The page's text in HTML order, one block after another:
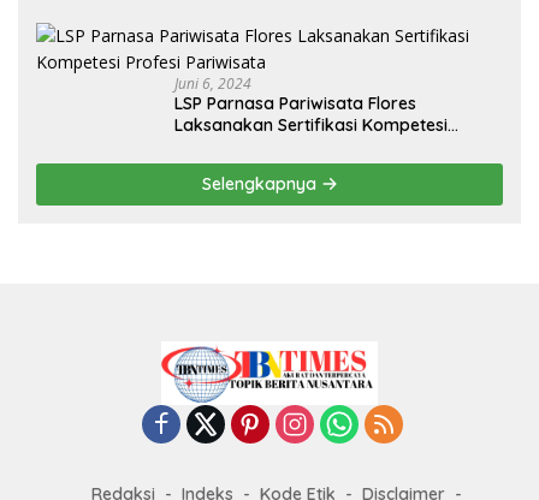
Juni 6, 2024
LSP Parnasa Pariwisata Flores
Laksanakan Sertifikasi Kompetesi
Selengkapnya
Redaksi Indeks Kode Etik Disclaimer